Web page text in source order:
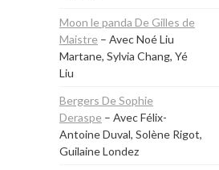
Moon le panda De Gilles de
Maistre – Avec Noé Liu
Martane, Sylvia Chang, Yé
Liu
Bergers De Sophie
Deraspe – Avec Félix-
Antoine Duval, Solène Rigot,
Guilaine Londez